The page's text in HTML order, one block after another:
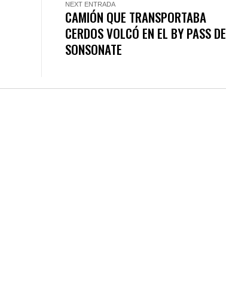
NEXT ENTRADA
CAMIÓN QUE TRANSPORTABA
CERDOS VOLCÓ EN EL BY PASS DE
SONSONATE